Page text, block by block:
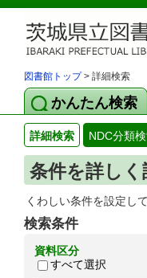
図書館トップ> 詳細検索
かんたん検索
詳細検索 NDC分類
条件を詳し
くわしい条件を設定し
検索条件
資料区分
すべて選択